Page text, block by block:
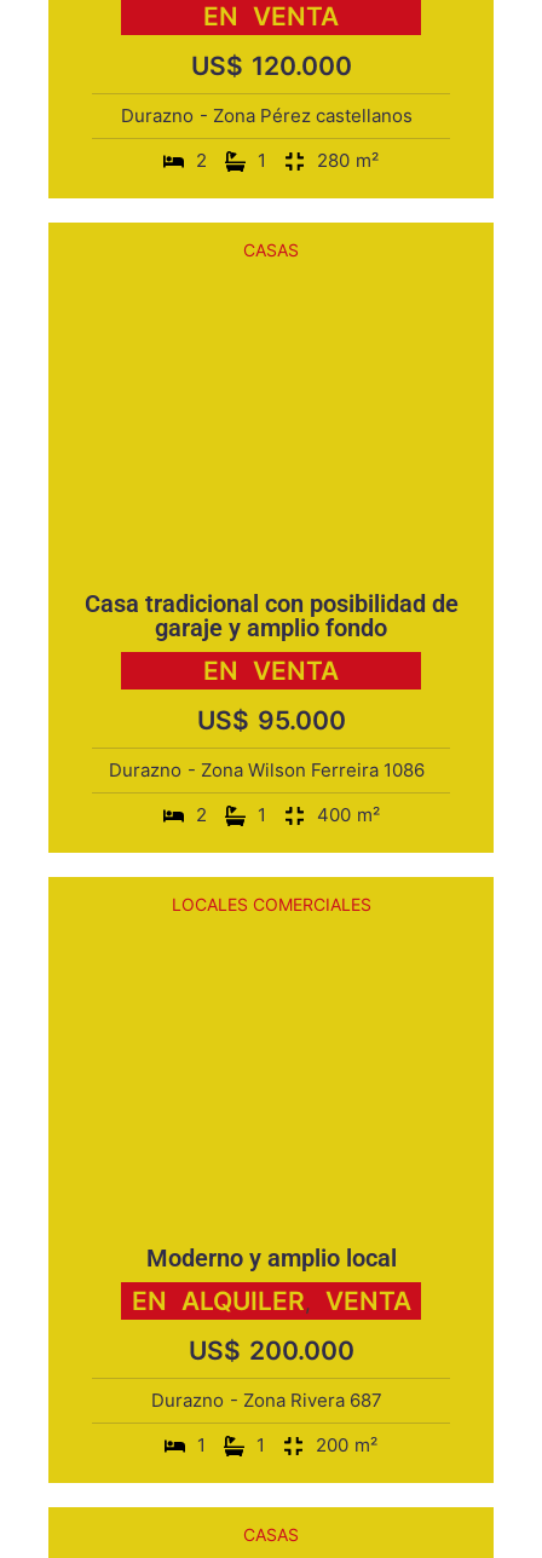
EN VENTA
US$ 120.000
Durazno - Zona Pérez castellanos
2
1 280 m²
CASAS
Casa tradicional con posibilidad de
garaje y amplio fondo
EN VENTA
US$ 95.000
Durazno - Zona Wilson Ferreira 1086
2
1 400 m²
LOCALES COMERCIALES
Moderno y amplio local
EN ALQUILER,
VENTA
US$ 200.000
Durazno - Zona Rivera 687
1
1 200 m²
CASAS